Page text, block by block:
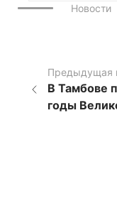
Новости
Предыдущая
В Тамбове
годы